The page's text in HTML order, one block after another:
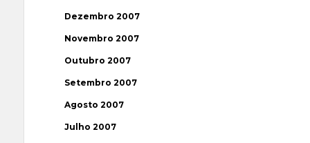
Dezembro 2007
Novembro 2007
Outubro 2007
Setembro 2007
Agosto 2007
Julho 2007